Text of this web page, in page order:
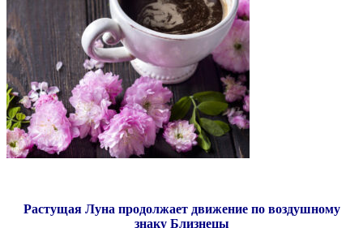
Растущая Луна продолжает движение по воздушному
знаку Близнецы